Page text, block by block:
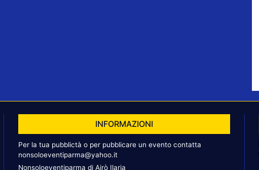
INFORMAZIONI
Per la tua pubblictà o per pubblicare un evento contatta
nonsoloeventiparma@yahoo.it
Nonsoloeventiparma di Airò Ilaria